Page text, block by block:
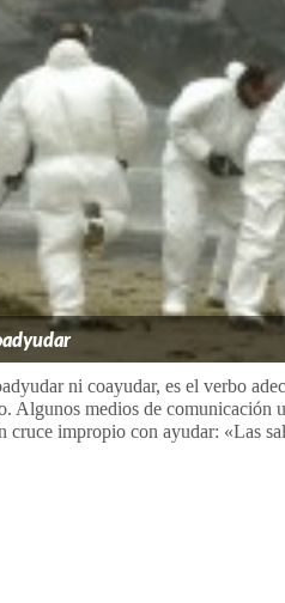
ni coayudar, es el verbo
Algunos medios de comunicación
cruce impropio con ayudar: «Las